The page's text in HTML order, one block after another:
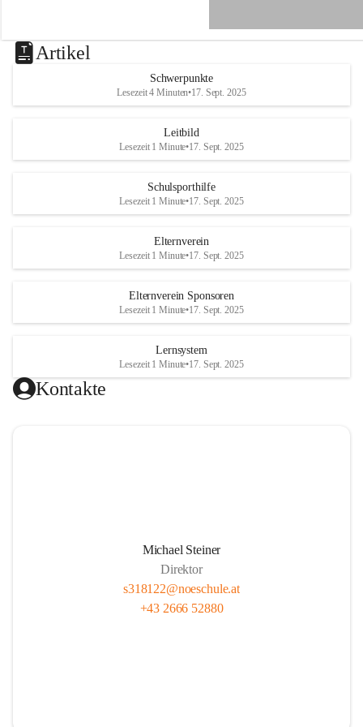
u
a
e
x
Artikel
Schwerpunkte
Lesezeit 4 Minuten•17. Sept. 2025
Leitbild
Lesezeit 1 Minute•17. Sept. 2025
Schulsporthilfe
Lesezeit 1 Minute•17. Sept. 2025
Elternverein
Lesezeit 1 Minute•17. Sept. 2025
Elternverein Sponsoren
Lesezeit 1 Minute•17. Sept. 2025
Lernsystem
Lesezeit 1 Minute•17. Sept. 2025
Kontakte
Michael Steiner
Direktor
s318122@noeschule.at
+43 2666 52880